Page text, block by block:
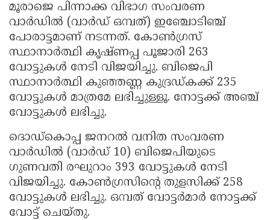
മൂരാജെ പിന്നാക്ക വിഭാഗ സംവരണ
വാർഡിൽ (വാർഡ് ഒമ്പത്) ഇഞ്ചോടിഞ്ച്
പോരാട്ടമാണ് നടന്നത്. കോൺഗ്രസ്
സ്ഥാനാർത്ഥി കൃഷ്ണപ്പ പൂജാരി 263
വോട്ടുകൾ നേടി വിജയിച്ചു. ബിജെപി
സ്ഥാനാർത്ഥി കുഞ്ഞണ്ണ കുദ്രഡ്കക്ക് 235
വോട്ടുകൾ മാത്രമേ ലഭിച്ചുള്ളൂ. നോട്ടക്ക് അഞ്ച്
വോട്ടുകൾ ലഭിച്ചു.
ദൊഡ്കൊപ്പ ജനറൽ വനിത സംവരണ
വാർഡിൽ (വാർഡ് 10) ബിജെപിയുടെ
ഗുണവതി രഘുറാം 393 വോട്ടുകൾ നേടി
വിജയിച്ചു. കോൺഗ്രസിൻ്റെ തുളസിക്ക് 258
വോട്ടുകൾ ലഭിച്ചു. ഒമ്പത് വോട്ടർമാർ നോട്ടക്ക്
വോട്ട് ചെയ്തു.